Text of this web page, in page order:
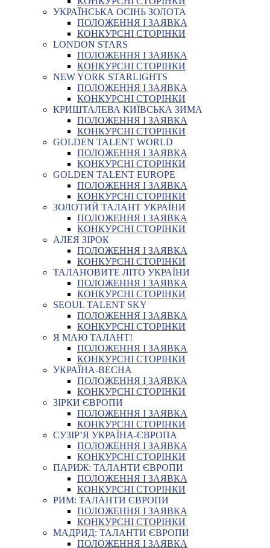
УКРАЇНСЬКА ОСІНЬ ЗОЛОТА
ПОЛОЖЕННЯ І ЗАЯВКА
КОНКУРСНІ СТОРІНКИ
LONDON STARS
ПОЛОЖЕННЯ І ЗАЯВКА
КОНКУРСНІ СТОРІНКИ
NEW YORK STARLIGHTS
ПОЛОЖЕННЯ І ЗАЯВКА
КОНКУРСНІ СТОРІНКИ
КРИШТАЛЕВА КИЇВСЬКА ЗИМА
ПОЛОЖЕННЯ І ЗАЯВКА
КОНКУРСНІ СТОРІНКИ
GOLDEN TALENT WORLD
ПОЛОЖЕННЯ І ЗАЯВКА
КОНКУРСНІ СТОРІНКИ
GOLDEN TALENT EUROPE
ПОЛОЖЕННЯ І ЗАЯВКА
КОНКУРСНІ СТОРІНКИ
ЗОЛОТИЙ ТАЛАНТ УКРАЇНИ
ПОЛОЖЕННЯ І ЗАЯВКА
КОНКУРСНІ СТОРІНКИ
АЛЕЯ ЗІРОК
ПОЛОЖЕННЯ І ЗАЯВКА
КОНКУРСНІ СТОРІНКИ
ТАЛАНОВИТЕ ЛІТО УКРАЇНИ
ПОЛОЖЕННЯ І ЗАЯВКА
КОНКУРСНІ СТОРІНКИ
SEOUL TALENT SKY
ПОЛОЖЕННЯ І ЗАЯВКА
КОНКУРСНІ СТОРІНКИ
Я МАЮ ТАЛАНТ!
ПОЛОЖЕННЯ І ЗАЯВКА
КОНКУРСНІ СТОРІНКИ
УКРАЇНА-ВЕСНА
ПОЛОЖЕННЯ І ЗАЯВКА
КОНКУРСНІ СТОРІНКИ
ЗІРКИ ЄВРОПИ
ПОЛОЖЕННЯ І ЗАЯВКА
КОНКУРСНІ СТОРІНКИ
СУЗІР’Я УКРАЇНА-ЄВРОПА
ПОЛОЖЕННЯ І ЗАЯВКА
КОНКУРСНІ СТОРІНКИ
ПАРИЖ: ТАЛАНТИ ЄВРОПИ
ПОЛОЖЕННЯ І ЗАЯВКА
КОНКУРСНІ СТОРІНКИ
РИМ: ТАЛАНТИ ЄВРОПИ
ПОЛОЖЕННЯ І ЗАЯВКА
КОНКУРСНІ СТОРІНКИ
МАДРИД: ТАЛАНТИ ЄВРОПИ
ПОЛОЖЕННЯ І ЗАЯВКА